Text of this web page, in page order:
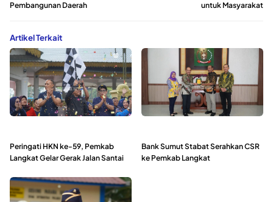
Pembangunan Daerah
untuk Masyarakat
Artikel Terkait
Peringati HKN ke-59, Pemkab
Langkat Gelar Gerak Jalan Santai
Bank Sumut Stabat Serahkan CSR
ke Pemkab Langkat